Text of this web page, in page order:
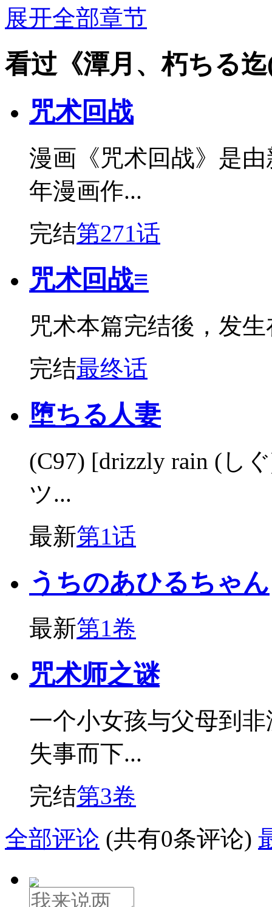
展开全部章节
看过《潭月、朽ちる
咒术回战
漫画《咒术回战》是
年漫画作...
完结第271话
咒术回战≡
咒术本篇完结後，发
完结最终话
堕ちる人妻
(C97) [drizzly rain (し
ツ...
最新第1话
うちのあひるちゃん
最新第1卷
咒术师之谜
一个小女孩与父母到
失事而下...
完结第3卷
全部评论 (共有0条评论)